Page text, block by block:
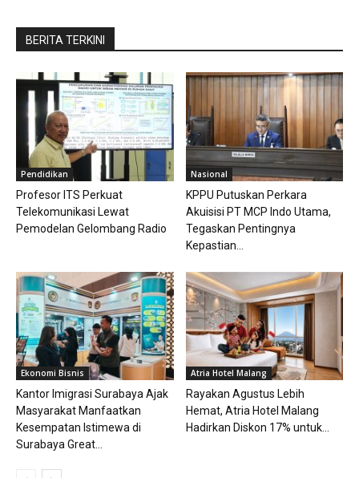
BERITA TERKINI
Pendidikan
Profesor ITS Perkuat
Telekomunikasi Lewat
Pemodelan Gelombang Radio
Nasional
KPPU Putuskan Perkara
Akuisisi PT MCP Indo Utama,
Tegaskan Pentingnya
Kepastian...
Ekonomi Bisnis
Kantor Imigrasi Surabaya Ajak
Masyarakat Manfaatkan
Kesempatan Istimewa di
Surabaya Great...
Atria Hotel Malang
Rayakan Agustus Lebih
Hemat, Atria Hotel Malang
Hadirkan Diskon 17% untuk...